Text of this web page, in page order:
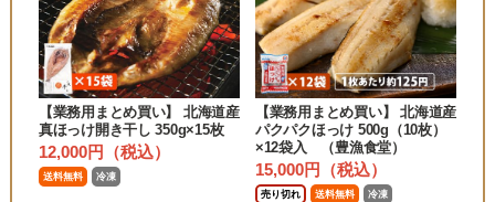
【業務用まとめ買い】 北海道産
真ほっけ開き干し 350g×15枚
12,000円（税込）
送料無料 冷凍
【業務用まとめ買い】 北海道産
パクパクほっけ 500g（10枚）
×12袋入 （豊漁食堂）
15,000円（税込）
売り切れ 送料無料 冷凍